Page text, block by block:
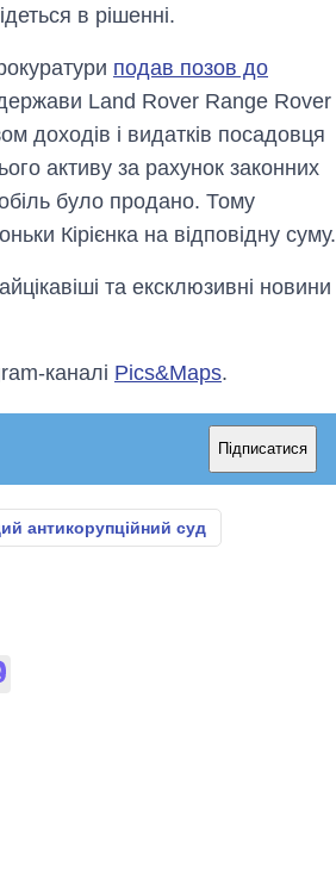
в рішенні.
подав позов до
держави Land Rover Range Rover
доходів і видатків посадовця
активу за рахунок законних
було продано. Тому
Кірієнка на відповідну суму.
та ексклюзивні новини
каналі Pics&Maps.
Підписатися
антикорупційний суд